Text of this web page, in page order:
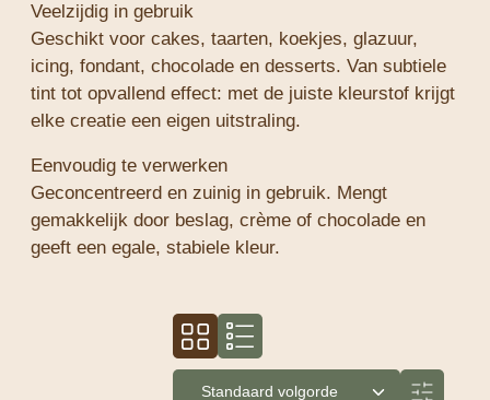
Veelzijdig in gebruik
Geschikt voor cakes, taarten, koekjes, glazuur,
icing, fondant, chocolade en desserts. Van subtiele
tint tot opvallend effect: met de juiste kleurstof krijgt
elke creatie een eigen uitstraling.
Eenvoudig te verwerken
Geconcentreerd en zuinig in gebruik. Mengt
gemakkelijk door beslag, crème of chocolade en
geeft een egale, stabiele kleur.